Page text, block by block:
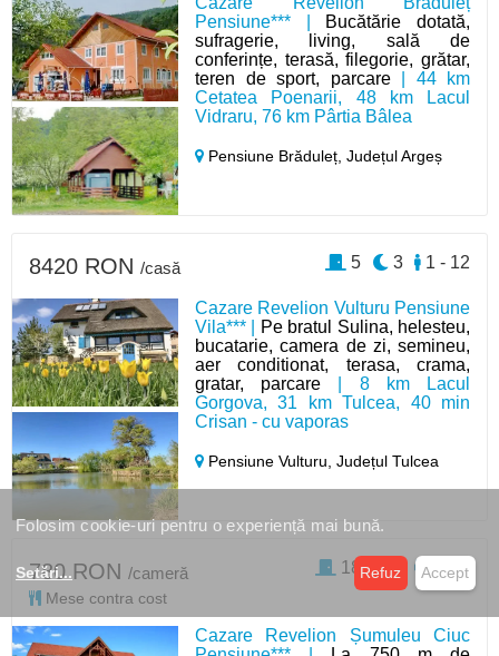
Pensiune*** | Bucătărie dotată,
sufragerie, living, sală de
conferințe, terasă, filegorie, grătar,
teren de sport, parcare| 44 km
Cetatea Poenarii, 48 km Lacul
Vidraru, 76 km Pârtia Bâlea
Pensiune Brăduleț,Județul Argeș
Cazare Revelion Vulturu Pensiune
Vila*** |
Pe bratul Sulina, helesteu,
bucatarie, camera de zi, semineu,
aer conditionat, terasa, crama,
gratar, parcare | 8 km Lacul
Gorgova, 31 km Tulcea, 40 min
Crisan - cu vaporas
Pensiune Vulturu,Județul Tulcea
8420 RON /casă 1 - 12
3
5
Cazare Revelion Șumuleu Ciuc
780 RON /cameră
Mese contra cost
1 - 44
3
18
Folosim cookie-uri pentru o experiență mai bună.
Setări... Refuz Accept